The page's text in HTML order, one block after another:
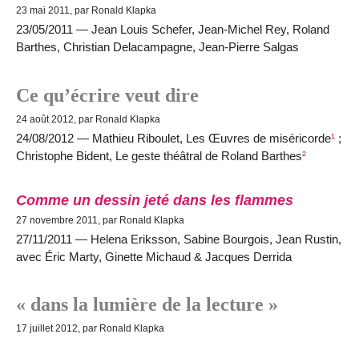
23 mai 2011, par Ronald Klapka
23/05/2011 — Jean Louis Schefer, Jean-Michel Rey, Roland
Barthes, Christian Delacampagne, Jean-Pierre Salgas
Ce qu’écrire veut dire
24 août 2012, par Ronald Klapka
24/08/2012 — Mathieu Riboulet, Les Œuvres de miséricorde¹ ;
Christophe Bident, Le geste théâtral de Roland Barthes²
Comme un dessin jeté dans les flammes
27 novembre 2011, par Ronald Klapka
27/11/2011 — Helena Eriksson, Sabine Bourgois, Jean Rustin,
avec Éric Marty, Ginette Michaud & Jacques Derrida
« dans la lumière de la lecture »
17 juillet 2012, par Ronald Klapka